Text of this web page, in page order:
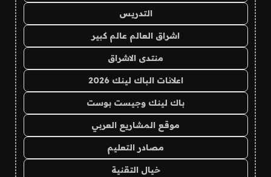
التدريس
اشراق العالم عالم كبير
منتدى الاشراق
اعلانات الباك لينك 2026
باك لينك وجيست بوست
موقع المشاريع العربي
مصادر التعليم
خيال التقنية